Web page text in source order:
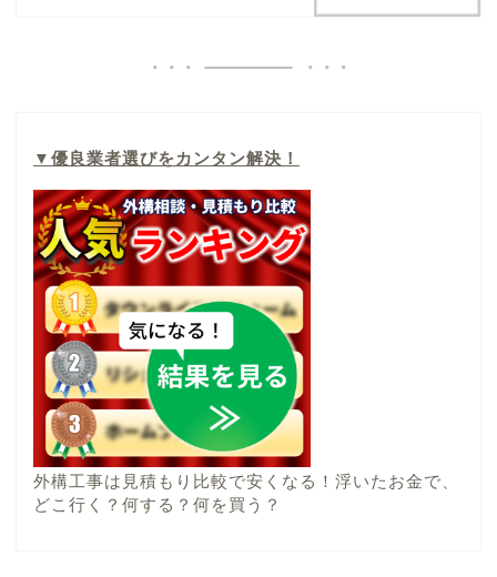
▼ 優良業者選びをカンタン解決！
外構工事は見積もり比較で安くなる！浮いたお金で、
どこ行く？何する？何を買う？